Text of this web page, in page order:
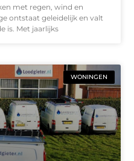
met regen, wind en
ontstaat geleidelijk en valt
is. Met jaarlijks
WONINGEN